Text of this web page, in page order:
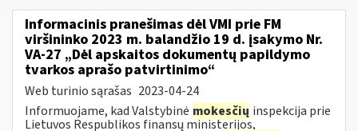
Informacinis pranešimas dėl VMI prie FM
viršininko 2023 m. balandžio 19 d. įsakymo Nr.
VA-27 „Dėl apskaitos dokumentų papildymo
tvarkos aprašo patvirtinimo“
Web turinio sąrašas 2023-04-24
Informuojame, kad Valstybinė mokesčių inspekcija prie
Lietuvos Respublikos finansų ministerijos,